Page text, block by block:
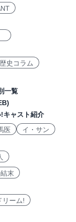
史コラム
一覧
キャスト紹介
医
イ・サン
末
リーム!